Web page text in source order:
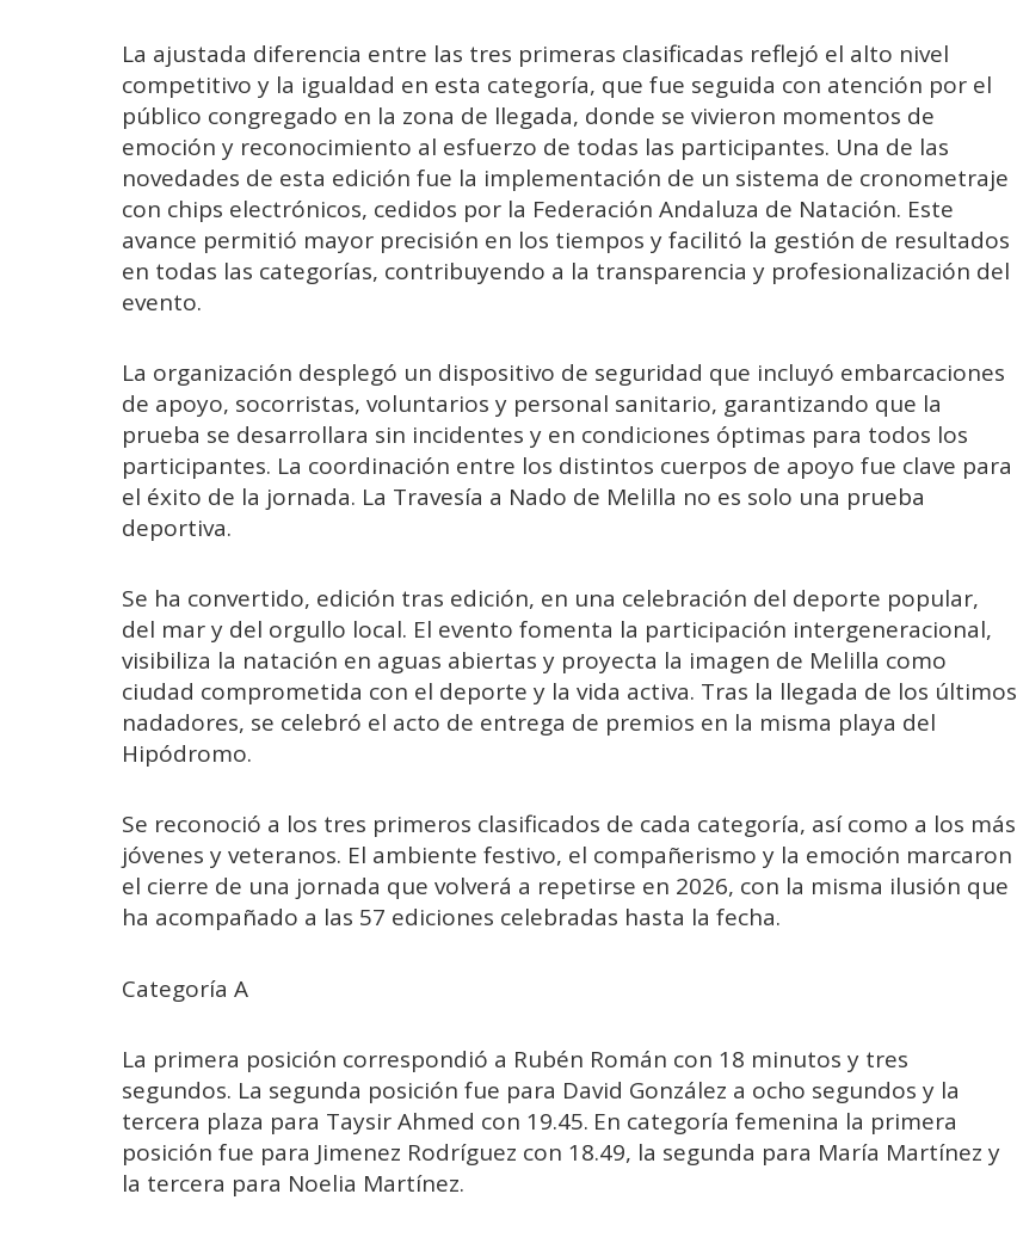
La ajustada diferencia entre las tres primeras clasificadas reflejó el alto nivel
competitivo y la igualdad en esta categoría, que fue seguida con atención por el
público congregado en la zona de llegada, donde se vivieron momentos de
emoción y reconocimiento al esfuerzo de todas las participantes. Una de las
novedades de esta edición fue la implementación de un sistema de cronometraje
con chips electrónicos, cedidos por la Federación Andaluza de Natación. Este
avance permitió mayor precisión en los tiempos y facilitó la gestión de resultados
en todas las categorías, contribuyendo a la transparencia y profesionalización del
evento.
La organización desplegó un dispositivo de seguridad que incluyó embarcaciones
de apoyo, socorristas, voluntarios y personal sanitario, garantizando que la
prueba se desarrollara sin incidentes y en condiciones óptimas para todos los
participantes. La coordinación entre los distintos cuerpos de apoyo fue clave para
el éxito de la jornada. La Travesía a Nado de Melilla no es solo una prueba
deportiva.
Se ha convertido, edición tras edición, en una celebración del deporte popular,
del mar y del orgullo local. El evento fomenta la participación intergeneracional,
visibiliza la natación en aguas abiertas y proyecta la imagen de Melilla como
ciudad comprometida con el deporte y la vida activa. Tras la llegada de los últimos
nadadores, se celebró el acto de entrega de premios en la misma playa del
Hipódromo.
Se reconoció a los tres primeros clasificados de cada categoría, así como a los más
jóvenes y veteranos. El ambiente festivo, el compañerismo y la emoción marcaron
el cierre de una jornada que volverá a repetirse en 2026, con la misma ilusión que
ha acompañado a las 57 ediciones celebradas hasta la fecha.
Categoría A
La primera posición correspondió a Rubén Román con 18 minutos y tres
segundos. La segunda posición fue para David González a ocho segundos y la
tercera plaza para Taysir Ahmed con 19.45. En categoría femenina la primera
posición fue para Jimenez Rodríguez con 18.49, la segunda para María Martínez y
la tercera para Noelia Martínez.